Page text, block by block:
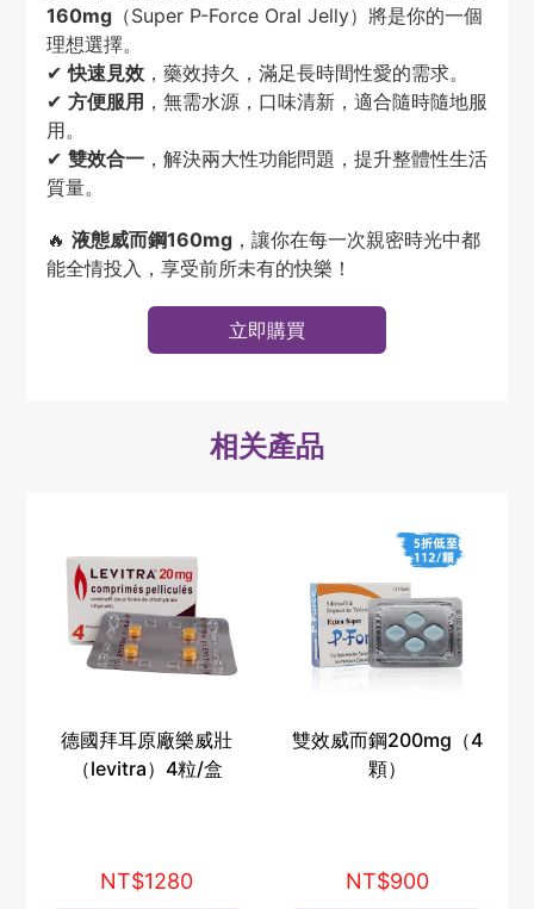
160mg（Super P-Force Oral Jelly）將是你的一個
理想選擇。
✔快速見效，藥效持久，滿足長時間性愛的需求。
✔ 方便服用 ，無需水源，口味清新，適合隨時隨地服
用。
✔ 雙效合一，解決兩大性功能問題，提升整體性生活
質量。
🔥 液態威而鋼160mg，讓你在每一次親密時光中都
能全情投入，享受前所未有的快樂！
立即購買
相关產品
德國拜耳原廠樂威壯
（levitra）4粒/盒
NT$1280
雙效威而鋼200mg（4
顆）
NT$900